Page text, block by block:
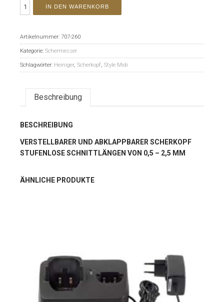
IN DEN WARENKORB
Artikelnummer: 707-260
Kategorie: Schermesser
Schlagwörter: Heiniger, Scherkopf, Style Midi
Beschreibung
BESCHREIBUNG
VERSTELLBARER UND ABKLAPPBARER SCHERKOPF
STUFENLOSE SCHNITTLÄNGEN VON 0,5 – 2,5 MM
ÄHNLICHE PRODUKTE